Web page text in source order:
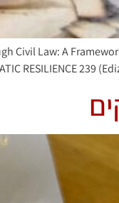
Civil Law: A
RESILIENCE 239